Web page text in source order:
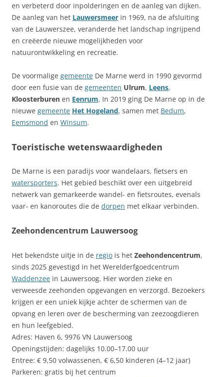
en verbeterd door inpolderingen en de aanleg van dijken.
De aanleg van het Lauwersmeer in 1969, na de afsluiting
van de Lauwerszee, veranderde het landschap ingrijpend
en creëerde nieuwe mogelijkheden voor
natuurontwikkeling en recreatie.
De voormalige gemeente De Marne werd in 1990 gevormd
door een fusie van de gemeenten Ulrum, Leens,
Kloosterburen en Eenrum. In 2019 ging De Marne op in de
nieuwe gemeente Het Hogeland, samen met Bedum,
Eemsmond en Winsum.
Toeristische wetenswaardigheden
De Marne is een paradijs voor wandelaars, fietsers en
watersporters. Het gebied beschikt over een uitgebreid
netwerk van gemarkeerde wandel- en fietsroutes, evenals
vaar- en kanoroutes die de dorpen met elkaar verbinden.
Zeehondencentrum Lauwersoog
Het bekendste uitje in de regio is het Zeehondencentrum,
sinds 2025 gevestigd in het Werelderfgoedcentrum
Waddenzee in Lauwersoog. Hier worden zieke en
verweesde zeehonden opgevangen en verzorgd. Bezoekers
krijgen er een uniek kijkje achter de schermen van de
opvang en leren over de bescherming van zeezoogdieren
en hun leefgebied.
Adres: Haven 6, 9976 VN Lauwersoog
Openingstijden: dagelijks 10.00–17.00 uur
Entree: € 9,50 volwassenen, € 6,50 kinderen (4–12 jaar)
Parkeren: gratis bij het centrum